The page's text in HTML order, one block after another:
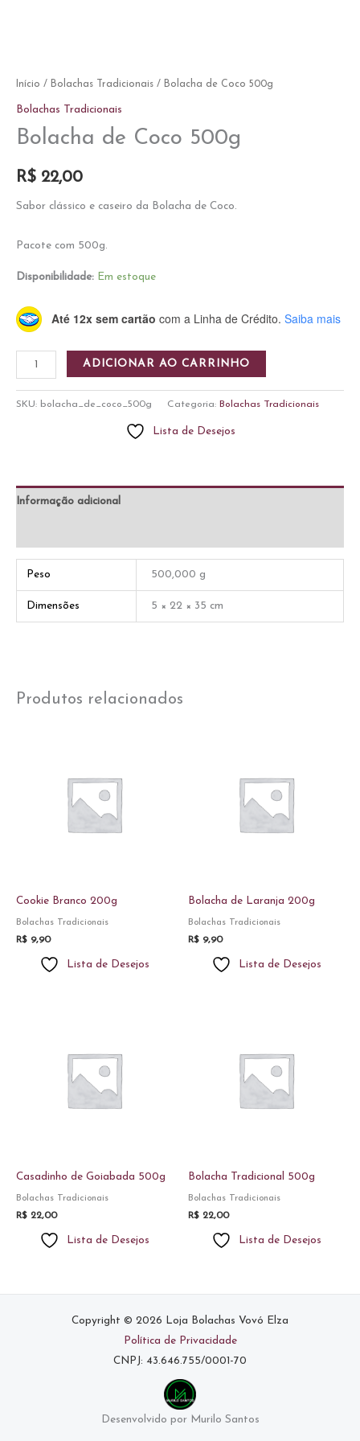
Início / Bolachas Tradicionais / Bolacha de Coco 500g
Bolachas Tradicionais
Bolacha de Coco 500g
R$ 22,00
Sabor clássico e caseiro da Bolacha de Coco.
Pacote com 500g.
Disponibilidade: Em estoque
Até 12x sem cartão com a Linha de Crédito. Saiba mais
Bolacha
de
Coco
ADICIONAR AO CARRINHO
SKU: bolacha_de_coco_500g Categoria: Bolachas Tradicionais
Lista de Desejos
Informação adicional
Peso 500,000 g
Dimensões 5 × 22 × 35 cm
Produtos relacionados
Cookie Branco 200g
Bolachas Tradicionais
R$ 9,90
Lista de Desejos
Bolacha de Laranja 200g
Bolachas Tradicionais
R$ 9,90
Lista de Desejos
Casadinho de Goiabada 500g
Bolachas Tradicionais
R$ 22,00
Lista de Desejos
Bolacha Tradicional 500g
Bolachas Tradicionais
R$ 22,00
Lista de Desejos
Copyright © 2026 Loja Bolachas Vovó Elza
Política de Privacidade
CNPJ: 43.646.755/0001-70
Desenvolvido por Murilo Santos